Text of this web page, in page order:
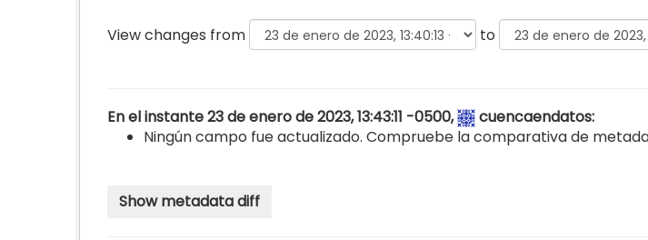
View changes from to
En el instante 23 de enero de 2023, 13:43:11 -0500, cuencaendatos:
Ningún campo fue actualizado. Compruebe la comparativa de